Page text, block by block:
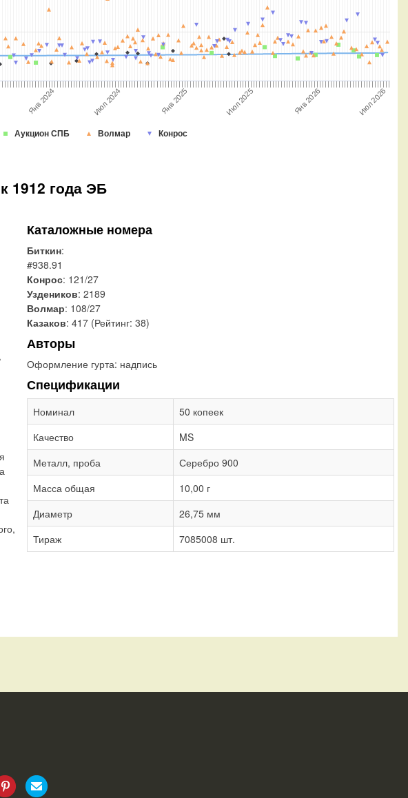
Аукцион СПБ Волмар Конрос
Янв 2024 Июл 2024 Янв 2025 Июл 2025 Янв 2026 Июл 2026
1912 года ЭБ
Каталожные номера
Биткин:
#938.91
Конрос: 121/27
Уздеников: 2189
Волмар: 108/27
Казаков: 417 (Рейтинг: 38)
Авторы
Оформление гурта: надпись
Спецификации
Номинал
50 копеек
Качество
MS
Металл, проба
Серебро 900
Масса общая
10,00 г
Диаметр
26,75 мм
Тираж
7085008 шт.